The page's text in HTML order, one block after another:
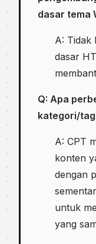
dasar tema
A: Tidak
dasar
Q: Apa
kategori/
A: CPT
konten
dengan
untuk
yang